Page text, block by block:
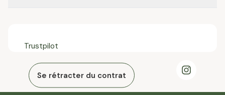
Trustpilot
Se rétracter du contrat